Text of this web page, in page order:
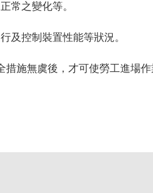
常之變化等。
及控制裝置性能等狀況。
施無虞後，才可使勞工進場